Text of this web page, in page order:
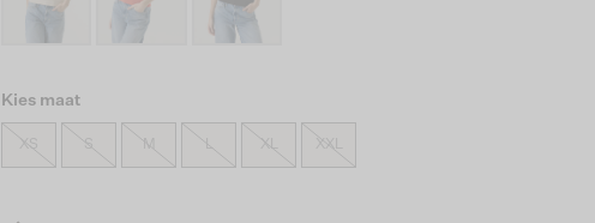
Kies maat
XS M XL XXL